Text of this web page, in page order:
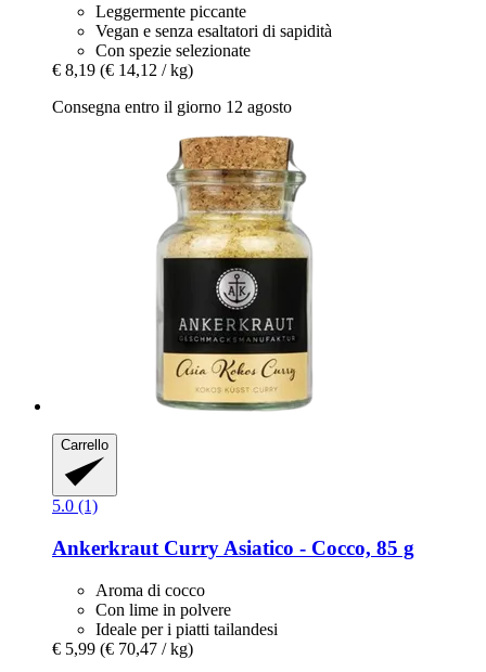
Leggermente piccante
Vegan e senza esaltatori di sapidità
Con spezie selezionate
€ 8,19 (€ 14,12 / kg)
Consegna entro il giorno 12 agosto
Carrello
5.0 (1)
Ankerkraut Curry Asiatico -​ Cocco, 85 g
Aroma di cocco
Con lime in polvere
Ideale per i piatti tailandesi
€ 5,99 (€ 70,47 / kg)